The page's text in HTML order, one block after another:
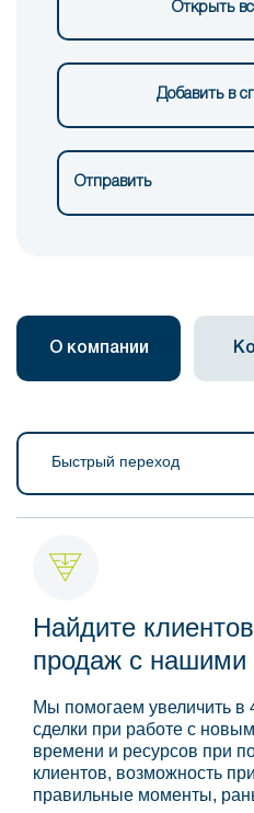
Открыть
Добавить в
Отправить
О компании
Быстрый переход
Найдите
продаж с
Мы помогаем увеличить в
сделки при работе с
времени и ресурсов при
клиентов, возможность
правильные моменты,